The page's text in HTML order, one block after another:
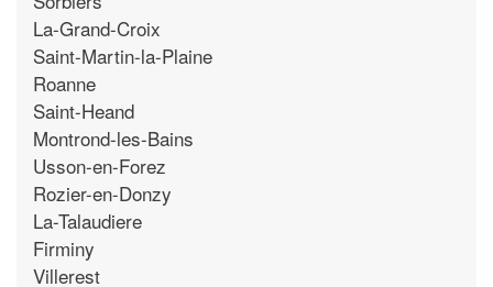
La-Grand-Croix
Saint-Martin-la-Plaine
Roanne
Saint-Heand
Montrond-les-Bains
Usson-en-Forez
Rozier-en-Donzy
La-Talaudiere
Firminy
Villerest